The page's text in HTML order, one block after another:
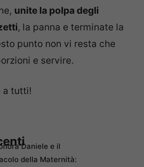
unite la polpa degli
, la panna e terminate la
punto non vi resta che
e servire.
a tutti!
Daniele e il
della Maternità: